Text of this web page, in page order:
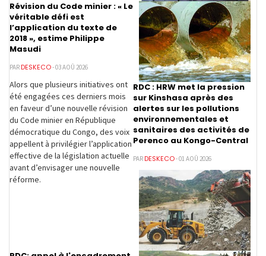
Révision du Code minier : « Le
véritable défi est
l’application du texte de
2018 », estime Philippe
Masudi
PAR DESKECO- 03 AOÛ 2026
Alors que plusieurs initiatives ont
été engagées ces derniers mois
en faveur d’une nouvelle révision
du Code minier en République
démocratique du Congo, des voix
appellent à privilégier l’application
effective de la législation actuelle
avant d’envisager une nouvelle
réforme.
RDC : HRW met la pression
sur Kinshasa après des
alertes sur les pollutions
environnementales et
sanitaires des activités de
Perenco au Kongo-Central
PAR DESKECO- 01 AOÛ 2026